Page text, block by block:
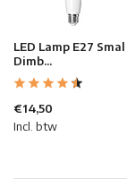
LED Lamp E27 Smal
Dimb...
€14,50
Incl. btw